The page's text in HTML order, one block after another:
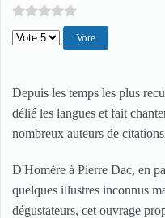
Veuillez voter
Depuis les temps les plus
délié les langues et fait
nombreux auteurs de
D'Homère à Pierre Dac, en
quelques illustres inconnus
dégustateurs, cet ouvrage